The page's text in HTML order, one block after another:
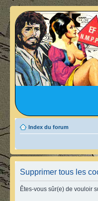
Index du forum
Supprimer tous les
Êtes-vous sûr(e) de vouloir